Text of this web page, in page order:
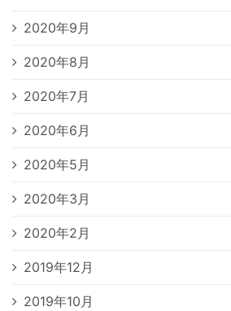
2020年9月
2020年8月
2020年7月
2020年6月
2020年5月
2020年3月
2020年2月
2019年12月
2019年10月